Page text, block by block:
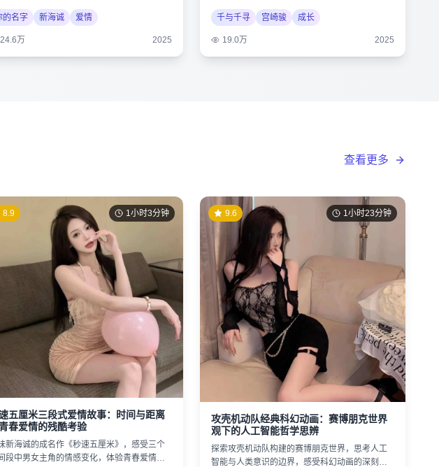
画风。
的名字
新海诚 爱情
24.6万 2025
保与人性思考。
千与千寻
宫崎骏 成长
19.0万 2025
查看更多
1小时3分钟
8.9
五厘米三段式爱情故事：时间与距离
春爱情的残酷考验
新海诚的成名作《秒速五厘米》，感受三个
段中男女主角的情感变化，体验青春爱情的
1小时23分钟
9.6
攻壳机动队经典科幻动画：赛博朋克世界
观下的人工智能哲学思辨
探索攻壳机动队构建的赛博朋克世界，思考人工
智能与人类意识的边界，感受科幻动画的深刻内